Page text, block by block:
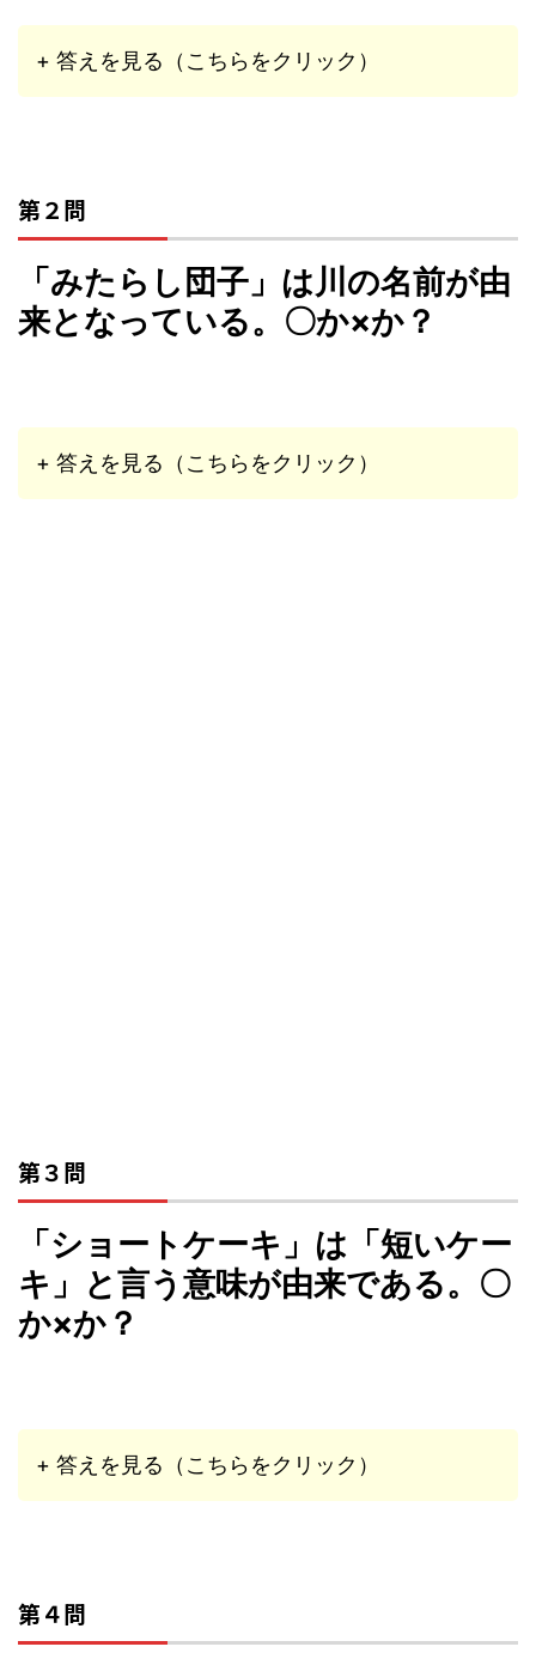
+ 答えを見る（こちらをクリック）
第２問
「みたらし団子」は川の名前が由
来となっている。〇か×か？
+ 答えを見る（こちらをクリック）
第３問
「ショートケーキ」は「短いケー
キ」と言う意味が由来である。〇
か×か？
+ 答えを見る（こちらをクリック）
第４問